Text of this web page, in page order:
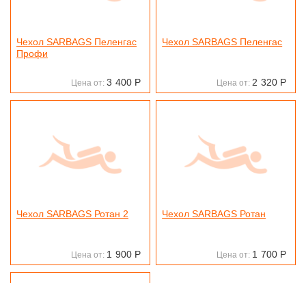
Чехол SARBAGS Пеленгас
Профи
Цена от: 3 400 Р
Чехол SARBAGS Пеленгас
Цена от: 2 320 Р
Чехол SARBAGS Ротан 2
Цена от: 1 900 Р
Чехол SARBAGS Ротан
Цена от: 1 700 Р